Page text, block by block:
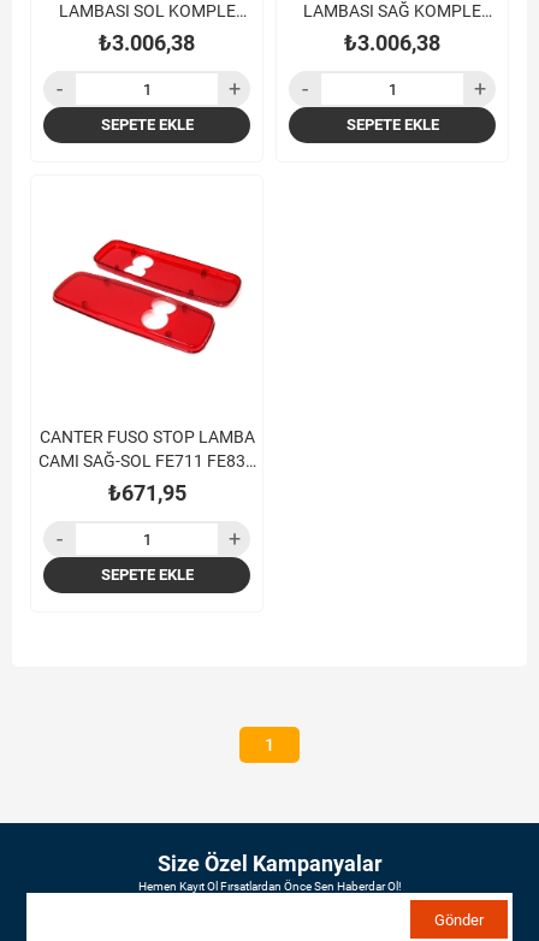
LAMBASI SOL KOMPLE
FE711 FE839 FE859 (
KABLOLU )
₺3.006,38
SEPETE EKLE
LAMBASI SAĞ KOMPLE
FE711 FE839 FE859 (
KABLOLU )
₺3.006,38
SEPETE EKLE
CANTER FUSO STOP LAMBA
CAMI SAĞ-SOL FE711 FE839
FE859
₺671,95
SEPETE EKLE
1
Size Özel Kampanyalar
Hemen Kayıt Ol Fırsatlardan Önce Sen Haberdar Ol!
Gönder